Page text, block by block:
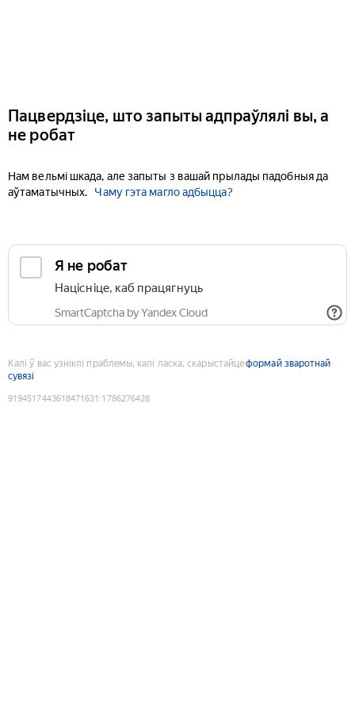
Пацвердзіце, што запыты адпраўлялі вы, а
не робат
Нам вельмі шкада, але запыты з вашай прылады падобныя да
аўтаматычных.
Чаму гэта магло адбыцца?
Я не робат
Націсніце, каб працягнуць
SmartCaptcha by Yandex Cloud
Калі ў вас узніклі праблемы, калі ласка, скарыстайцеформай зваротнай
сувязі
9194517443618471631 :1786276428